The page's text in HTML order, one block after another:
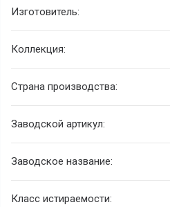
Изготовитель:
Коллекция:
Страна производства:
Заводской артикул:
Заводское название:
Класс истираемости: